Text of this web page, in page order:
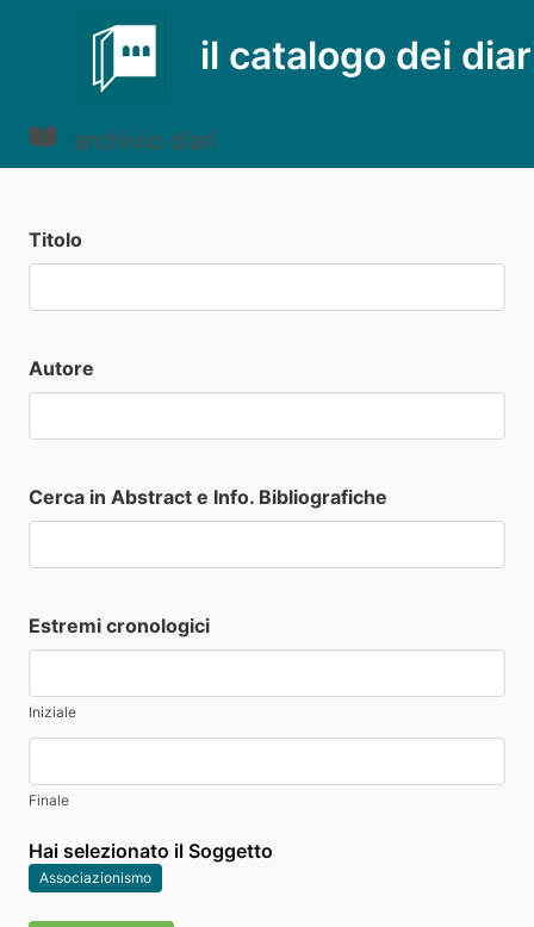
il catalogo dei
archivio diari
Titolo
Autore
Cerca in Abstract e Info. Bibliografiche
Estremi cronologici
Iniziale
Finale
Hai selezionato il Soggetto
Associazionismo